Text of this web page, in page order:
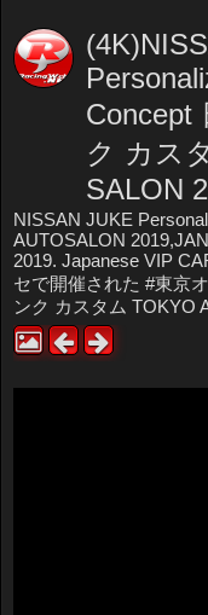
Concept
ク カス
SALON
NISSAN JUKE
AUTOSALON
2019. Japanese VIP
セで開催された #東京
ンク カスタム TOKYO